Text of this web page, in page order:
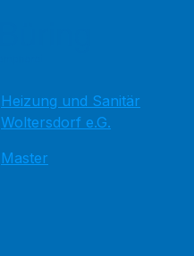
Heizung und Sanitär
Woltersdorf e.G.
Master